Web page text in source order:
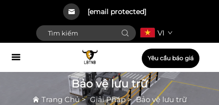
[email protected]
VI
Yêu cầu báo giá
Bảo vệ lưu trữ
Trang Chủ>Giải Pháp>Bảo vệ lưu trữ